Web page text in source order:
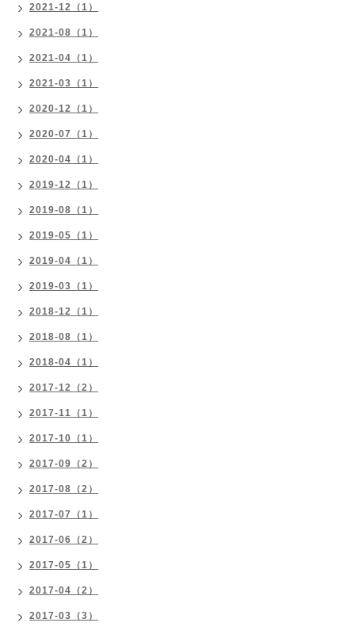
2021-12（1）
2021-08（1）
2021-04（1）
2021-03（1）
2020-12（1）
2020-07（1）
2020-04（1）
2019-12（1）
2019-08（1）
2019-05（1）
2019-04（1）
2019-03（1）
2018-12（1）
2018-08（1）
2018-04（1）
2017-12（2）
2017-11（1）
2017-10（1）
2017-09（2）
2017-08（2）
2017-07（1）
2017-06（2）
2017-05（1）
2017-04（2）
2017-03（3）